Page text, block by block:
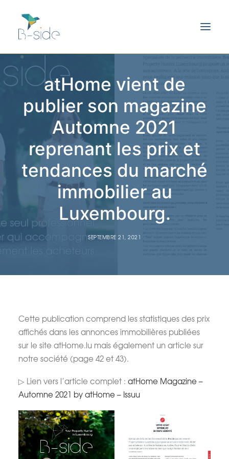
atHome vient de
publier son magazine
Automne 2021
reprenant les prix et
tendances du marché
immobilier au
Luxembourg.
SEPTEMBRE 21, 2021
Cette publication comprend les statistiques des prix
affichés dans les annonces immobilières publiées
sur le site atHome.lu mais également un article sur
notre société (page 42 et 43).
▷ Lien vers l’article complet : atHome Magazine –
Automne 2021 by atHome – Issuu